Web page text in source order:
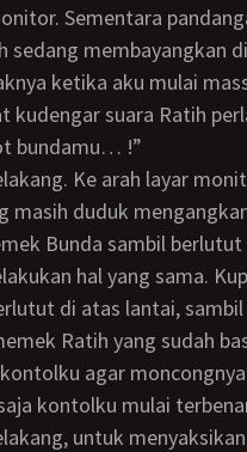
Sementara
sedang membayangkan
ketika aku mulai
bundamu… !”
masih duduk
Bunda sambil
di atas lantai,
Ratih yang sudah
kontolku mulai
untuk